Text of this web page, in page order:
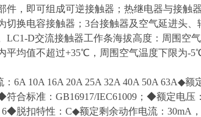
件，即可组成可逆接触器；热继电器与接触
切换电容接触器；3台接触器及空气延进头
LC1-D交流接触器工作条海拔高度：周围空
平均值不超过+35℃，周围空气温度下限为-
6A 10A 16A 20A 25A 32A 40A 50A 63A◆
符合标准：GB16917/IEC61009；◆额定电
脱扣特性：C◆额定剩余动作电流：30mA